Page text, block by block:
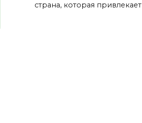
страна, которая привлекает